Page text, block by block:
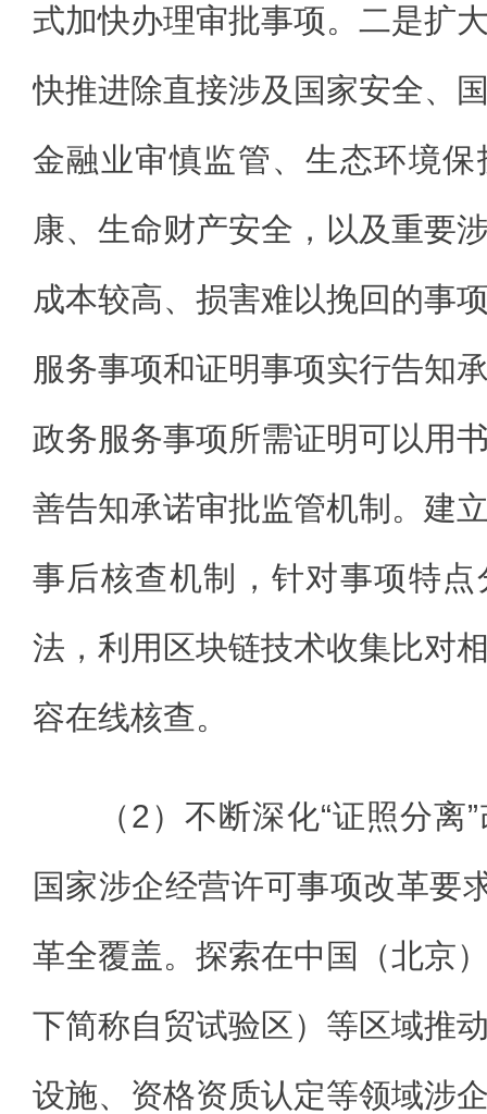
式加快办理审批事项。二是扩
快推进除直接涉及国家安全、
金融业审慎监管、生态环境
康、生命财产安全，以及重要
成本较高、损害难以挽回的事
服务事项和证明事项实行告知
政务服务事项所需证明可以用
善告知承诺审批监管机制。建
事后核查机制，针对事项特
法，利用区块链技术收集比对
容在线核查。
（2）不断深化“证照分
国家涉企经营许可事项改革要
革全覆盖。探索在中国（北京
下简称自贸试验区）等区域推
设施、资格资质认定等领域涉